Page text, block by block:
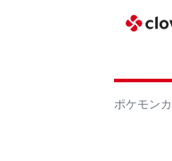
ポケモン